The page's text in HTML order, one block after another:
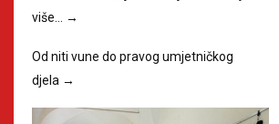
više… →
Od niti vune do pravog umjetničkog
djela →